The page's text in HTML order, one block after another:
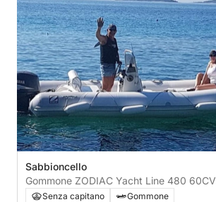
Sabbioncello
Gommone ZODIAC Yacht Line 480 60CV
Senza capitano
Gommone